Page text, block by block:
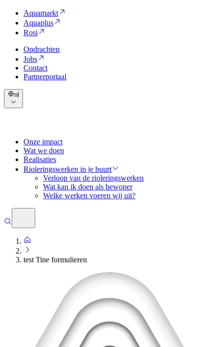
Aquamarkt
Aquaplus
Rosi
Opdrachten
Jobs
Contact
Partnerportaal
nl
Onze impact
Wat we doen
Realisaties
Rioleringswerken in je buurt
Verloop van de rioleringswerken
Wat kan ik doen als bewoner
Welke werken voeren wij uit?
test Tine formulieren